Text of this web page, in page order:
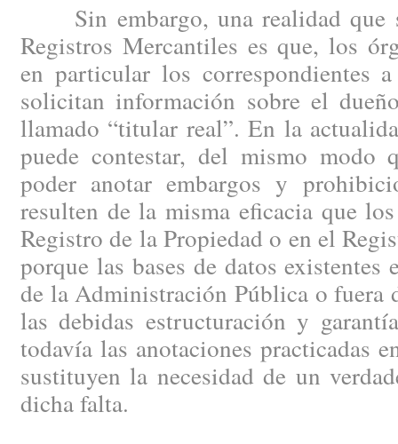
Sin embargo, una realidad que
Registros Mercantiles es que, los
en particular los correspondientes
solicitan información sobre el
llamado “titular real”. En la
puede contestar, del mismo modo
poder anotar embargos y
resulten de la misma eficacia que
Registro de la Propiedad o en el
porque las bases de datos
de la Administración Pública o fuera
las debidas estructuración y
todavía las anotaciones practicadas
sustituyen la necesidad de un
dicha falta.